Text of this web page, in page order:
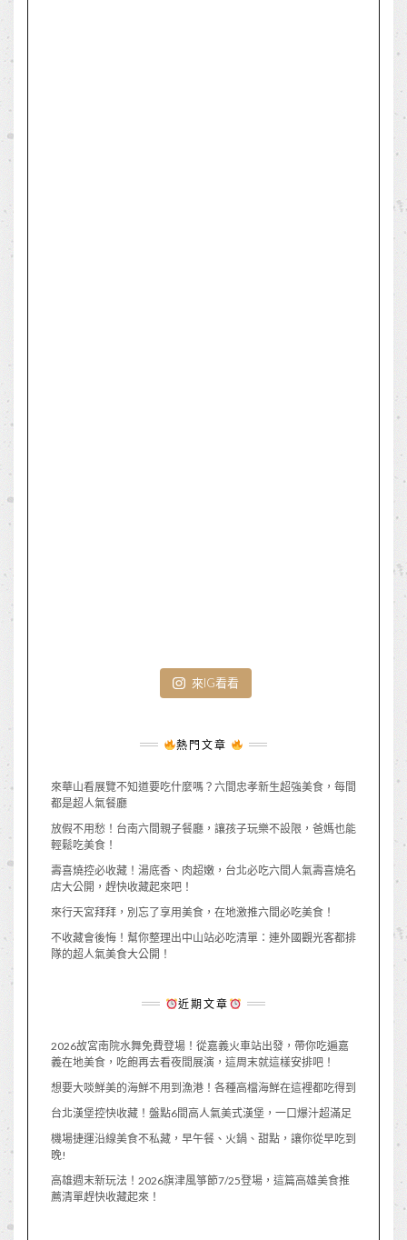
來IG看看
熱門文章
來華山看展覽不知道要吃什麼嗎？六間忠孝新生超強美食，每間
都是超人氣餐廳
放假不用愁！台南六間親子餐廳，讓孩子玩樂不設限，爸媽也能
輕鬆吃美食！
壽喜燒控必收藏！湯底香、肉超嫩，台北必吃六間人氣壽喜燒名
店大公開，趕快收藏起來吧！
來行天宮拜拜，別忘了享用美食，在地激推六間必吃美食！
不收藏會後悔！幫你整理出中山站必吃清單：連外國觀光客都排
隊的超人氣美食大公開！
近期文章
2026故宮南院水舞免費登場！從嘉義火車站出發，帶你吃遍嘉
義在地美食，吃飽再去看夜間展演，這周末就這樣安排吧！
想要大啖鮮美的海鮮不用到漁港！各種高檔海鮮在這裡都吃得到
台北漢堡控快收藏！盤點6間高人氣美式漢堡，一口爆汁超滿足
機場捷運沿線美食不私藏，早午餐、火鍋、甜點，讓你從早吃到
晚!
高雄週末新玩法！2026旗津風箏節7/25登場，這篇高雄美食推
薦清單趕快收藏起來！